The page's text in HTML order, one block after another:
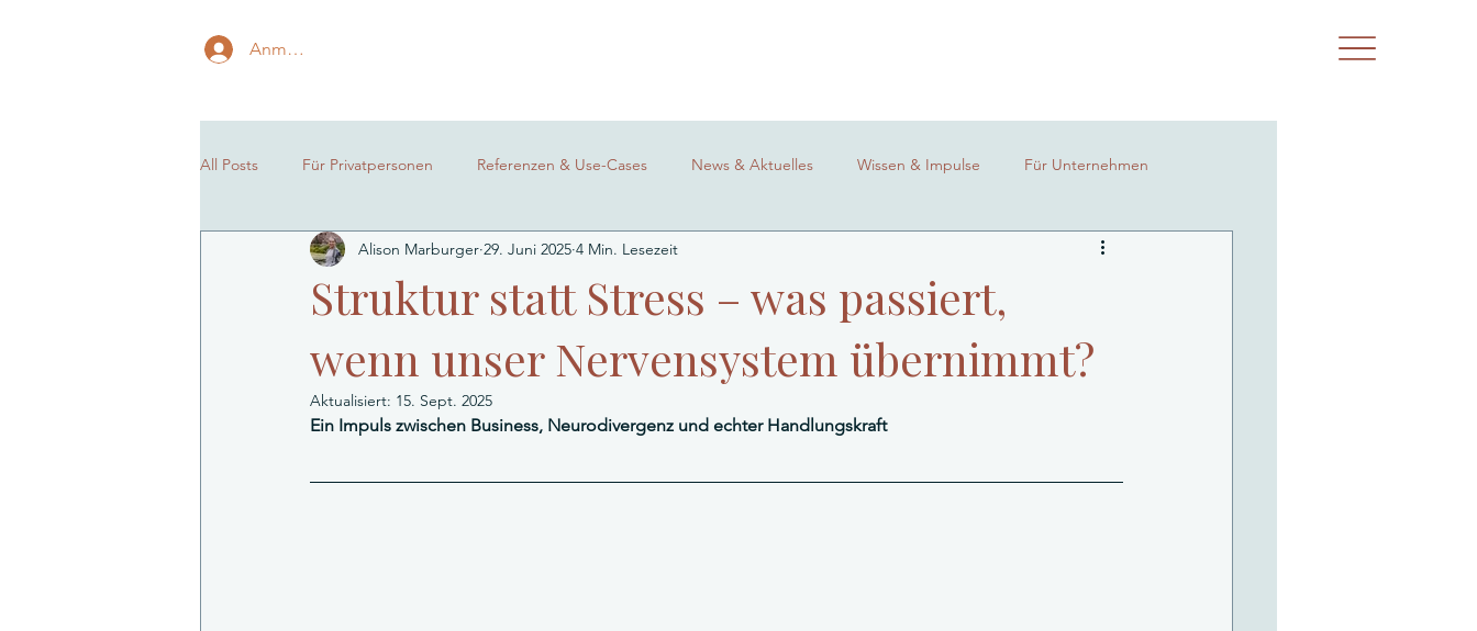
Anmelden
All Posts Für Privatpersonen Referenzen & Use-Cases News & Aktuelles Wissen & Impulse Für Unternehmen
Struktur statt Stress – was passiert,
wenn unser Nervensystem übernimmt?
Alison Marburger 29. Juni 2025 4 Min. Lesezeit
Aktualisiert: 15. Sept. 2025
Ein Impuls zwischen Business, Neurodivergenz und echter Handlungskraft